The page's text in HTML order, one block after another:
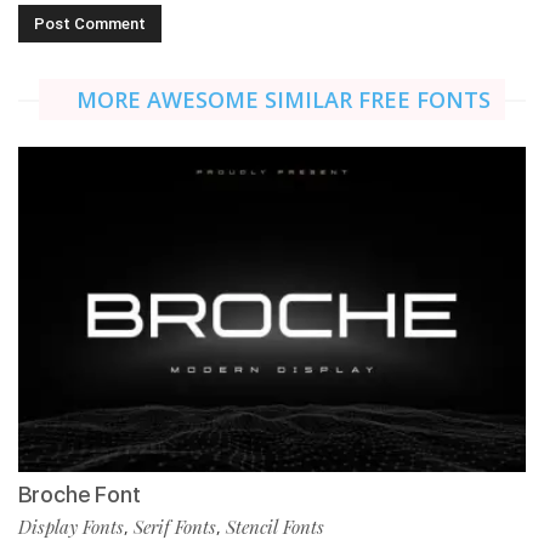
MORE AWESOME SIMILAR FREE FONTS
Broche Font
Display Fonts, Serif Fonts, Stencil Fonts